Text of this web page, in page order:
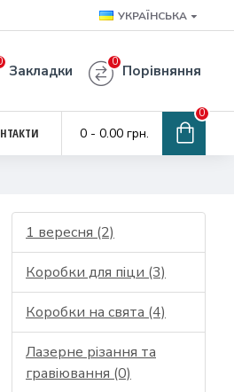
УКРАЇНСЬКА
Закладки Порівняння
0
0 - 0.00 грн.
0
1 вересня (2)
Коробки для піци (3)
Коробки на свята (4)
Лазерне різання та
гравіювання (0)